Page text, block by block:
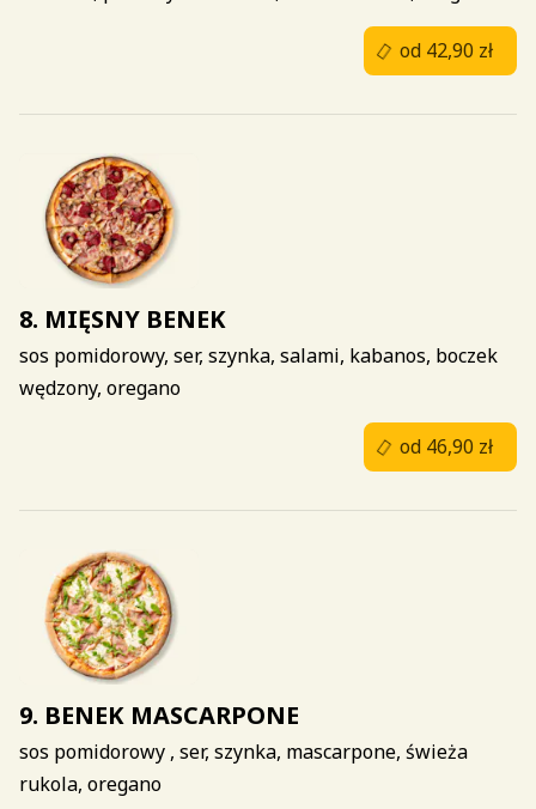
8. MIĘSNY BENEK
sos pomidorowy, ser, szynka, salami, kabanos, boczek
wędzony, oregano
9. BENEK MASCARPONE
sos pomidorowy , ser, szynka, mascarpone, świeża
rukola, oregano